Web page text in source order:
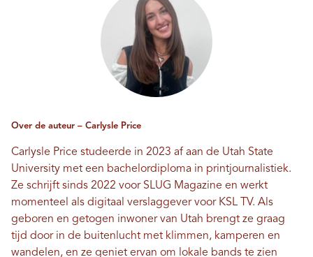
Over de auteur – Carlysle Price
Carlysle Price studeerde in 2023 af aan de Utah State
University met een bachelordiploma in printjournalistiek.
Ze schrijft sinds 2022 voor SLUG Magazine en werkt
momenteel als digitaal verslaggever voor KSL TV. Als
geboren en getogen inwoner van Utah brengt ze graag
tijd door in de buitenlucht met klimmen, kamperen en
wandelen, en ze geniet ervan om lokale bands te zien